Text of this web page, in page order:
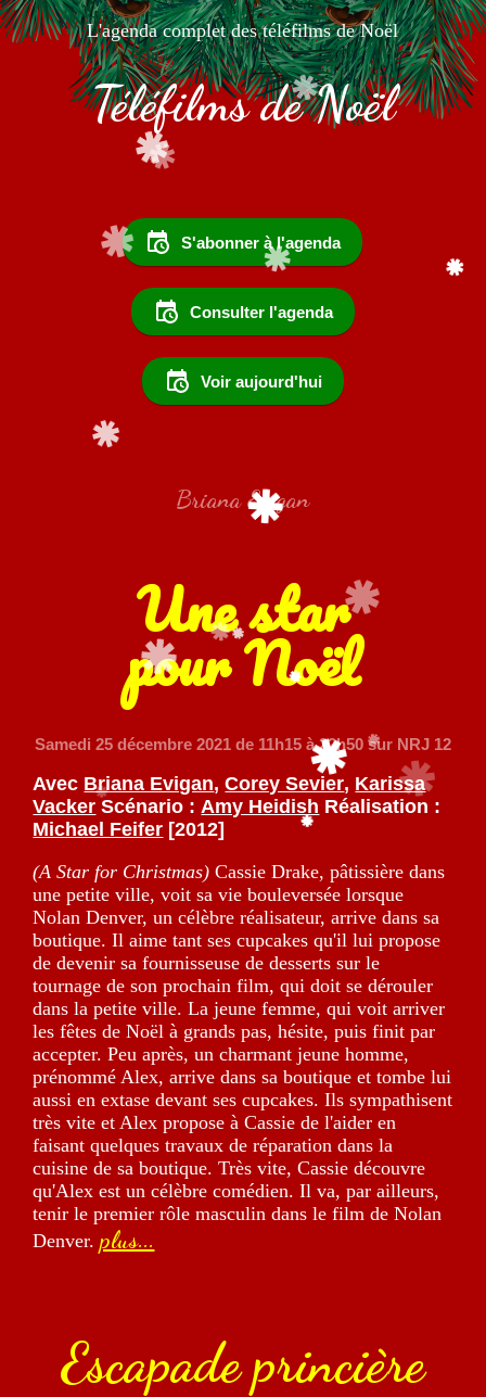
L'agenda complet des téléfilms de Noël
Téléfilms de Noël
S'abonner à l'agenda
Consulter l'agenda
Voir aujourd'hui
Briana Evigan
Une star
pour Noël
Samedi 25 décembre 2021de 11h15 à 22h50 sur NRJ 12
Avec Briana Evigan,Corey Sevier, Karissa
Vacker Scénario :Amy Heidish Réalisation :
Michael Feifer [2012]
(A Star for Christmas) Cassie Drake, pâtissière dans
une petite ville, voit sa vie bouleversée lorsque
Nolan Denver, un célèbre réalisateur, arrive dans sa
boutique. Il aime tant ses cupcakes qu'il lui propose
de devenir sa fournisseuse de desserts sur le
tournage de son prochain film, qui doit se dérouler
dans la petite ville. La jeune femme, qui voit arriver
les fêtes de Noël à grands pas, hésite, puis finit par
accepter. Peu après, un charmant jeune homme,
prénommé Alex, arrive dans sa boutique et tombe lui
aussi en extase devant ses cupcakes. Ils sympathisent
très vite et Alex propose à Cassie de l'aider en
faisant quelques travaux de réparation dans la
cuisine de sa boutique. Très vite, Cassie découvre
qu'Alex est un célèbre comédien. Il va, par ailleurs,
tenir le premier rôle masculin dans le film de Nolan
Denver.plus...
Escapade princière